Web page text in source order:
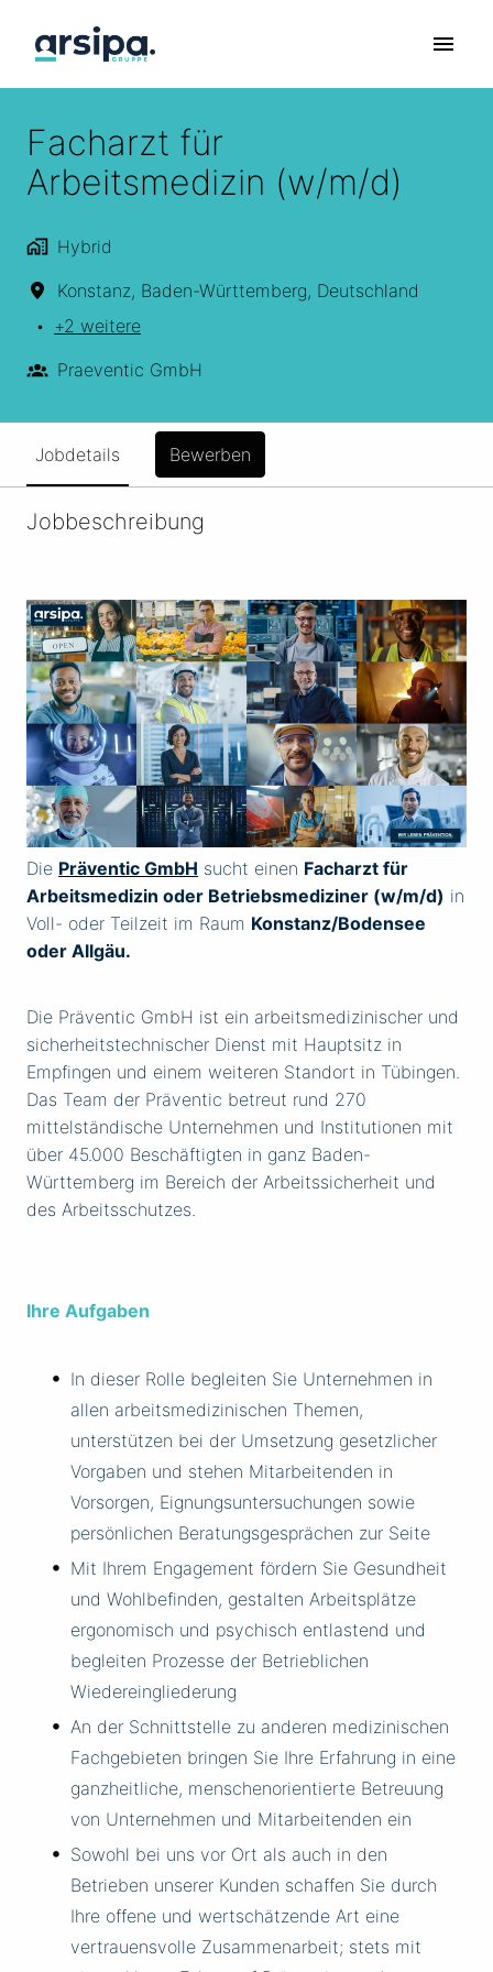
Inhalt
springenStartseite
Facharzt für
Arbeitsmedizin (w/m/d)
Hybrid
Konstanz, Baden-Württemberg, Deutschland
• +2 weitere
Praeventic GmbH
Jobdetails Bewerben
Jobbeschreibung
Die Präventic GmbH sucht einen Facharzt für
Arbeitsmedizin oder Betriebsmediziner (w/m/d) in
Voll- oder Teilzeit im Raum Konstanz/Bodensee
oder Allgäu.
Die Präventic GmbH ist ein arbeitsmedizinischer und
sicherheitstechnischer Dienst mit Hauptsitz in
Empfingen und einem weiteren Standort in Tübingen.
Das Team der Präventic betreut rund 270
mittelständische Unternehmen und Institutionen mit
über 45.000 Beschäftigten in ganz Baden-
Württemberg im Bereich der Arbeitssicherheit und
des Arbeitsschutzes.
Ihre Aufgaben
In dieser Rolle begleiten Sie Unternehmen in
allen arbeitsmedizinischen Themen,
unterstützen bei der Umsetzung gesetzlicher
Vorgaben und stehen Mitarbeitenden in
Vorsorgen, Eignungsuntersuchungen sowie
persönlichen Beratungsgesprächen zur Seite
Mit Ihrem Engagement fördern Sie Gesundheit
und Wohlbefinden, gestalten Arbeitsplätze
ergonomisch und psychisch entlastend und
begleiten Prozesse der Betrieblichen
Wiedereingliederung
An der Schnittstelle zu anderen medizinischen
Fachgebieten bringen Sie Ihre Erfahrung in eine
ganzheitliche, menschenorientierte Betreuung
von Unternehmen und Mitarbeitenden ein
Sowohl bei uns vor Ort als auch in den
Betrieben unserer Kunden schaffen Sie durch
Ihre offene und wertschätzende Art eine
vertrauensvolle Zusammenarbeit; stets mit